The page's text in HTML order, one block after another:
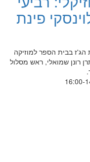
פינת
הג'ז בבית הספר למוזיקה
רונן שמואלי, ראש מסלול